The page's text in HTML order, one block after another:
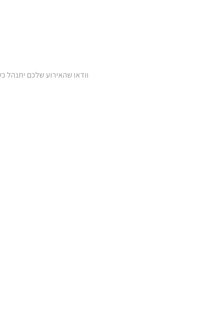
וודאו שהאירוע שלכם יתנהל